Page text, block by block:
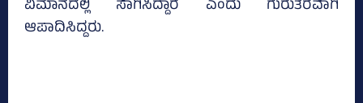
ವಿಮಾನದಲ್ಲಿ ಸಾಗಿಸಿದ್ದಾರೆ ಎಂದು ಗುರುತರವಾಗಿ
ಆಪಾದಿಸಿದ್ದರು.